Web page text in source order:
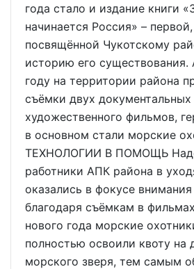
года стало и издание книги
начинается Россия» –
посвящённой Чукотскому
историю его
году на территории района
съёмки двух документальных
художественного фильмов,
в основном стали морские
ТЕХНОЛОГИИ В ПОМОЩЬ Надо
работники АПК района в
оказались в фокусе
благодаря съёмкам в
нового года морские
полностью освоили квоту на
морского зверя, тем самым